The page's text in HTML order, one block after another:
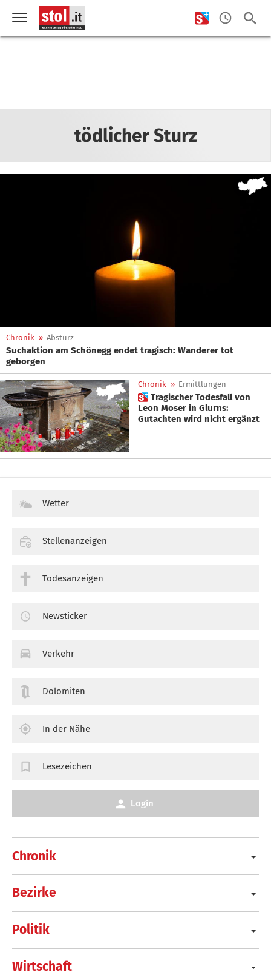
tödlicher Sturz
Chronik » Absturz
Suchaktion am Schönegg endet tragisch: Wanderer tot
geborgen
Chronik » Ermittlungen
 Tragischer Todesfall von
Leon Moser in Glurns:
Gutachten wird nicht ergänzt
Chronik
Bezirke
Politik
Wirtschaft
Wetter
Stellenanzeigen
Todesanzeigen
Newsticker
Verkehr
Dolomiten
In der Nähe
Lesezeichen
Login